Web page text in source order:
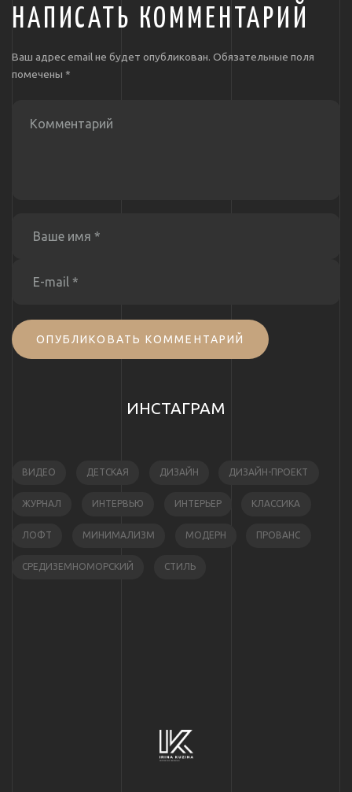
НАПИСАТЬ КОММЕНТАРИЙ
Ваш адрес email не будет опубликован. Обязательные поля
помечены *
ОПУБЛИКОВАТЬ КОММЕНТАРИЙ
ИНСТАГРАМ
ВИДЕО ДЕТСКАЯ ДИЗАЙН ДИЗАЙН-ПРОЕКТ
ЖУРНАЛ ИНТЕРВЬЮ ИНТЕРЬЕР КЛАССИКА
ЛОФТ МИНИМАЛИЗМ МОДЕРН ПРОВАНС
СРЕДИЗЕМНОМОРСКИЙ СТИЛЬ